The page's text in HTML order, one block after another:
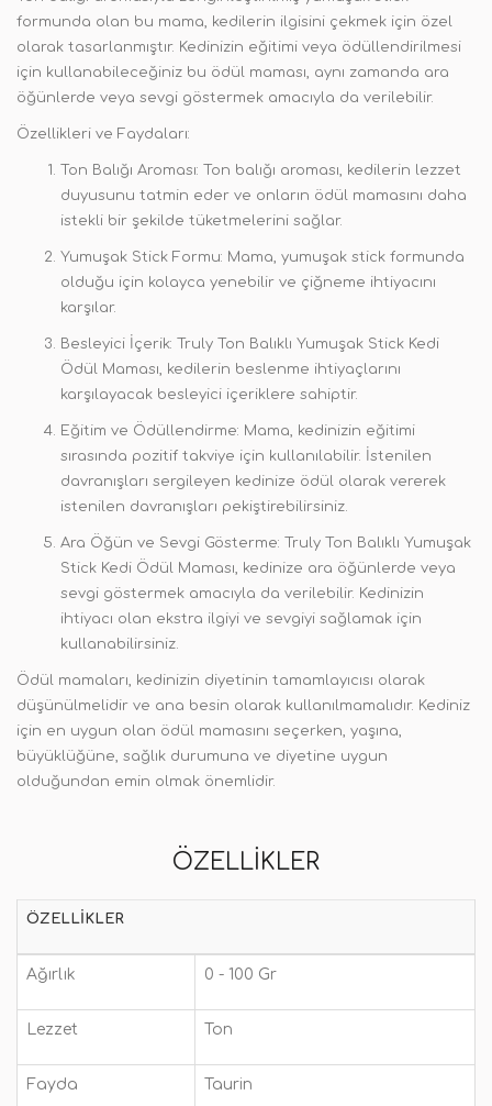
formunda olan bu mama, kedilerin ilgisini çekmek için özel
olarak tasarlanmıştır. Kedinizin eğitimi veya ödüllendirilmesi
için kullanabileceğiniz bu ödül maması, aynı zamanda ara
öğünlerde veya sevgi göstermek amacıyla da verilebilir.
Özellikleri ve Faydaları:
Ton Balığı Aroması: Ton balığı aroması, kedilerin lezzet
duyusunu tatmin eder ve onların ödül mamasını daha
istekli bir şekilde tüketmelerini sağlar.
Yumuşak Stick Formu: Mama, yumuşak stick formunda
olduğu için kolayca yenebilir ve çiğneme ihtiyacını
karşılar.
Besleyici İçerik: Truly Ton Balıklı Yumuşak Stick Kedi
Ödül Maması, kedilerin beslenme ihtiyaçlarını
karşılayacak besleyici içeriklere sahiptir.
Eğitim ve Ödüllendirme: Mama, kedinizin eğitimi
sırasında pozitif takviye için kullanılabilir. İstenilen
davranışları sergileyen kedinize ödül olarak vererek
istenilen davranışları pekiştirebilirsiniz.
Ara Öğün ve Sevgi Gösterme: Truly Ton Balıklı Yumuşak
Stick Kedi Ödül Maması, kedinize ara öğünlerde veya
sevgi göstermek amacıyla da verilebilir. Kedinizin
ihtiyacı olan ekstra ilgiyi ve sevgiyi sağlamak için
kullanabilirsiniz.
Ödül mamaları, kedinizin diyetinin tamamlayıcısı olarak
düşünülmelidir ve ana besin olarak kullanılmamalıdır. Kediniz
için en uygun olan ödül mamasını seçerken, yaşına,
büyüklüğüne, sağlık durumuna ve diyetine uygun
olduğundan emin olmak önemlidir.
ÖZELLIKLER
ÖZELLIKLER
Ağırlık 0 - 100 Gr
Lezzet Ton
Fayda Taurin